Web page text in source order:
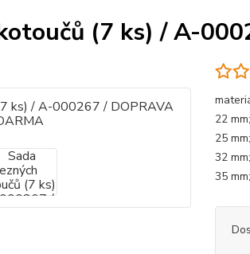
(7 ks) / A-
22
25
32
35